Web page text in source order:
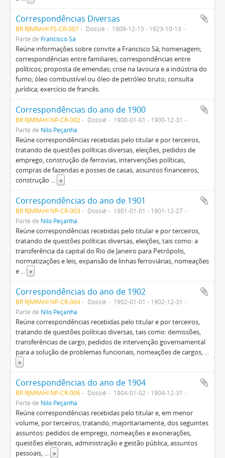
Correspondências Diversas
BR RJMRAHI FS-CR-007 Dossiê
1909-12-15 - 1923-10-13
Parte de Francisco Sá
Reúne informações sobre convite a Francisco Sá; homenagem;
correspondências entre familiares; correspondências entre
políticos; proposta de emendas; crise na lavoura e a indústria do
fumo; óleo combustível ou óleo de petróleo bruto; consulta
jurídica; exercício de francês.
Correspondências do ano de 1900
BR RJMRAHI NP-CR-002 Dossiê
1900-01-01 - 1900-12-31
Parte de Nilo Peçanha
Reúne correspondências recebidas pelo titular e por terceiros,
tratando de questões políticas diversas, eleições, pedidos de
emprego, construção de ferrovias, intervenções políticas,
compras de fazendas e posses de casas, assuntos financeiros,
construção ... »
Correspondências do ano de 1901
BR RJMRAHI NP-CR-003 Dossiê
1901-01-01 - 1901-12-27
Parte de Nilo Peçanha
Reúne correspondências recebidas pelo titular e por terceiros,
tratando de questões políticas diversas, eleições, tais como: a
transferência da capital do Rio de Janeiro para Petrópolis,
normatizações e leis, expansão de linhas ferroviárias, nomeações
e ... »
Correspondências do ano de 1902
BR RJMRAHI NP-CR-004 Dossiê
1902-01-01 - 1902-12-31
Parte de Nilo Peçanha
Reúne correspondências recebidas pelo titular e por terceiros,
tratando de questões políticas diversas, tais como: demissões,
transferências de cargo, pedidos de intervenção governamental
para a solução de problemas funcionais, nomeações de cargos, ...
»
Correspondências do ano de 1904
BR RJMRAHI NP-CR-006 Dossiê
1904-01-02 - 1904-12-31
Parte de Nilo Peçanha
Reúne correspondências recebidas pelo titular e, em menor
volume, por terceiros, tratando, majoritariamente, dos seguintes
assuntos: pedidos de emprego, nomeações e exonerações,
questões eleitorais, administração e gestão pública, assuntos
pessoais, ... »